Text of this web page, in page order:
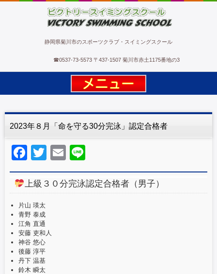
ビクトリースイミングスクール
静岡県菊川市のスポーツクラブ・スイミングスクール
☎0537-73-5573 〒437-1507 菊川市赤土1175番地の3
2023年８月「命を守る30分完泳」認定合格者
F
a
c
e
b
o
o
k
T
wi
tt
er
E
m
ail
n
e
上級３０分完泳認定合格者（男子）
片山 瑛太
青野 泰成
江角 直通
安藤 吏和人
神谷 悠心
後藤 淳平
丹下 温基
鈴木 瞬太